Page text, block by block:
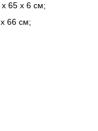
х 65 х 6 см;
66 см;